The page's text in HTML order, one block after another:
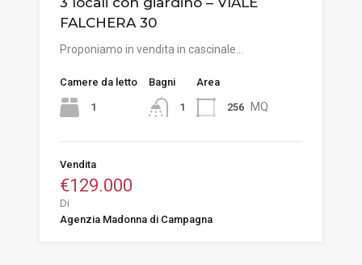
FALCHERA 30
Proponiamo in vendita in cascinale…
Camere da letto
1
Bagni
1
Area
256 MQ
Vendita
€129.000
Di
Agenzia Madonna di Campagna